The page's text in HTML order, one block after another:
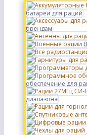
батареи для раций
брендам
обеспечение для
диапазона